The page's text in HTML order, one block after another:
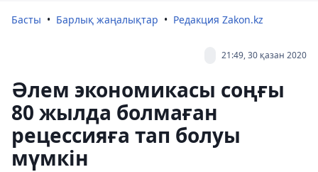
Басты Барлық жаңалықтар Редакция Zakon.kz
21:49, 30 қазан 2020
Әлем экономикасы соңғы
80 жылда болмаған
рецессияға тап болуы
мүмкін